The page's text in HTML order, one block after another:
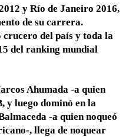
y Río de Janeiro 2016,
de su carrera.
del país y toda la
del ranking mundial
Ahumada -a quien
y luego dominó en la
-a quien noqueó
, llega de noquear